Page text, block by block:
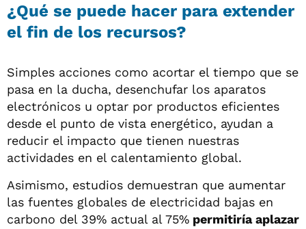
¿Qué se puede hacer para extender
el fin de los recursos?
Simples acciones como acortar el tiempo que se
pasa en la ducha, desenchufar los aparatos
electrónicos u optar por productos eficientes
desde el punto de vista energético, ayudan a
reducir el impacto que tienen nuestras
actividades en el calentamiento global.
Asimismo, estudios demuestran que aumentar
las fuentes globales de electricidad bajas en
carbono del 39% actual al 75% permitiría aplazar